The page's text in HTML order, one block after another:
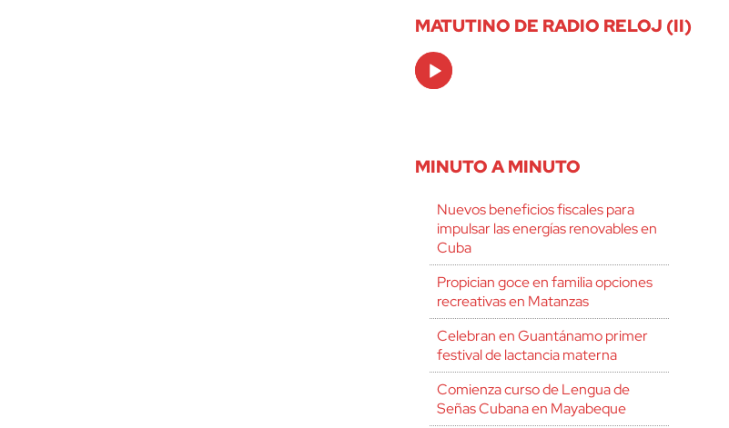
MATUTINO DE RADIO RELOJ (II)
Audio
Player
MINUTO A MINUTO
Nuevos beneficios fiscales para
impulsar las energías renovables en
Cuba
Propician goce en familia opciones
recreativas en Matanzas
Celebran en Guantánamo primer
festival de lactancia materna
Comienza curso de Lengua de
Señas Cubana en Mayabeque